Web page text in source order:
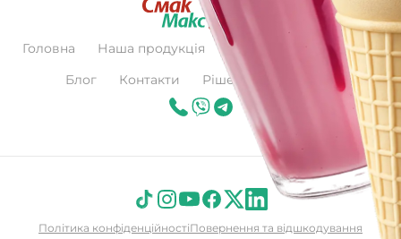
Головна Наша продукція Про нас
Сертифікат
Блог
Контакти Рішення для бізнесу
Політика конфіденційностіПовернення та відшкодування